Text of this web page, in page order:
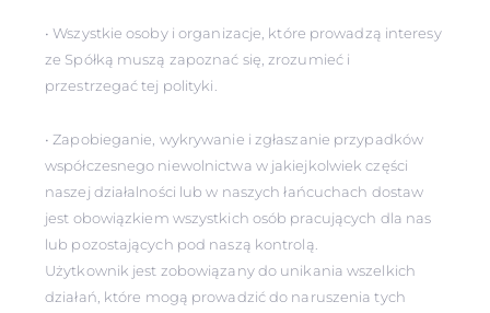
• Wszystkie osoby i organizacje, które prowadzą interesy
ze Spółką muszą zapoznać się, zrozumieć i
przestrzegać tej polityki.
• Zapobieganie, wykrywanie i zgłaszanie przypadków
współczesnego niewolnictwa w jakiejkolwiek części
naszej działalności lub w naszych łańcuchach dostaw
jest obowiązkiem wszystkich osób pracujących dla nas
lub pozostających pod naszą kontrolą.
Użytkownik jest zobowiązany do unikania wszelkich
działań, które mogą prowadzić do naruszenia tych